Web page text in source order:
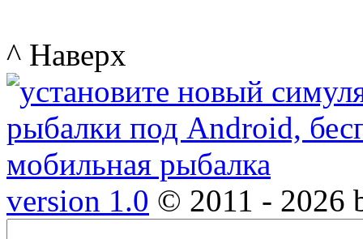
^ Наверх
version 1.0 © 2011 - 2026